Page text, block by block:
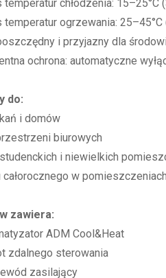
temperatur chłodzenia: 15–25°C
temperatur ogrzewania:
i przyjazny dla
ochrona: automatyczne
do:
i domów
biurowych
i niewielkich
całorocznego w pomieszczeniach
zawiera:
ADM Cool&Heat
zdalnego sterowania
zasilający